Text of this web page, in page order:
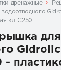
дренажные
водоотводного
кл. С250
для